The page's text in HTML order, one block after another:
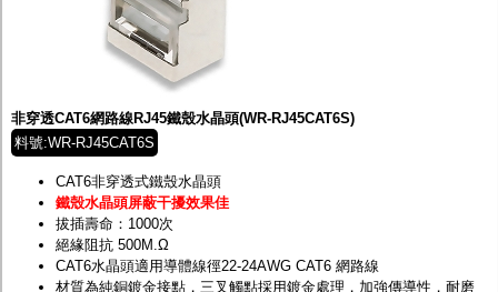
非穿透CAT6網路線RJ45鐵殼水晶頭(WR-RJ45CAT6S)
料號:WR-RJ45CAT6S
CAT6非穿透式鐵殼水晶頭
鐵殼水晶頭屏蔽干擾效果佳
拔插壽命：1000次
絕緣阻抗 500M.Ω
CAT6水晶頭適用導體線徑22-24AWG CAT6 網路線
材質為純銅鍍金接點，三叉觸點採用鍍金處理，加強傳導性，耐磨